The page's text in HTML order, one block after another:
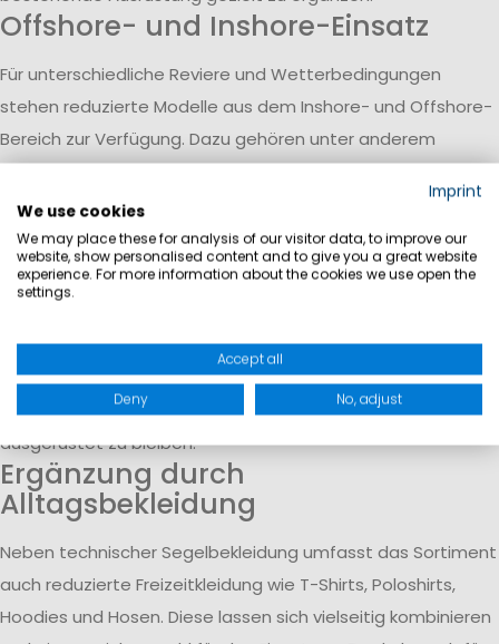
Offshore- und Inshore-Einsatz
Für unterschiedliche Reviere und Wetterbedingungen
stehen reduzierte Modelle aus dem Inshore- und Offshore-
Bereich zur Verfügung. Dazu gehören unter anderem
Segelhosen und Jacken mit wasser- und winddichten
Eigenschaften, die auf wechselnde Bedingungen ausgelegt
sind.
Funktion und Wetterschutz
Wind und Nässe und tragen zu einem angenehmen
Tragegefühl bei. Funktionale Materialien helfen dabei, auch
bei längeren Aufenthalten auf dem Wasser komfortabel
ausgerüstet zu bleiben.
Ergänzung durch
Alltagsbekleidung
Neben technischer Segelbekleidung umfasst das Sortiment
auch reduzierte Freizeitkleidung wie T-Shirts, Poloshirts,
Hoodies und Hosen. Diese lassen sich vielseitig kombinieren
Imprint
We use cookies
We may place these for analysis of our visitor data, to improve our
website, show personalised content and to give you a great website
experience. For more information about the cookies we use open the
settings.
Accept all
Deny No, adjust